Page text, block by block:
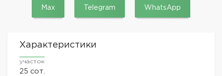
Max Telegram WhatsApp
Характеристики
участок
25 сот.